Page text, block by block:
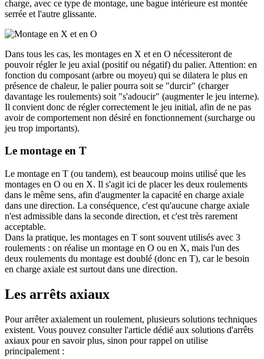
charge, avec ce type de montage, une bague intérieure est montée
serrée et l'autre glissante.
Dans tous les cas, les montages en X et en O nécessiteront de
pouvoir régler le jeu axial (positif ou négatif) du palier. Attention: en
fonction du composant (arbre ou moyeu) qui se dilatera le plus en
présence de chaleur, le palier pourra soit se "durcir" (charger
davantage les roulements) soit "s'adoucir" (augmenter le jeu interne).
Il convient donc de régler correctement le jeu initial, afin de ne pas
avoir de comportement non désiré en fonctionnement (surcharge ou
jeu trop importants).
Le montage en T
Le montage en T (ou tandem), est beaucoup moins utilisé que les
montages en O ou en X. Il s'agit ici de placer les deux roulements
dans le même sens, afin d'augmenter la capacité en charge axiale
dans une direction. La conséquence, c'est qu'aucune charge axiale
n'est admissible dans la seconde direction, et c'est très rarement
acceptable.
Dans la pratique, les montages en T sont souvent utilisés avec 3
roulements : on réalise un montage en O ou en X, mais l'un des
deux roulements du montage est doublé (donc en T), car le besoin
en charge axiale est surtout dans une direction.
Les arrêts axiaux
Pour arrêter axialement un roulement, plusieurs solutions techniques
existent. Vous pouvez consulterl'article dédié aux solutions d'arrêts
axiaux pour en savoir plus, sinon pour rappel on utilise
principalement :